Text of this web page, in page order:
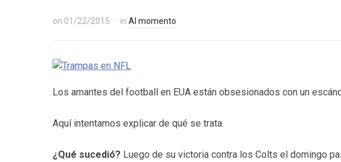
on 01/22/2015 in Al momento
Los amantes del football en EUA están obsesionados con un
Aquí intentamos explicar de qué se trata.
¿Qué sucedió? Luego de su victoria contra los Colts el domingo